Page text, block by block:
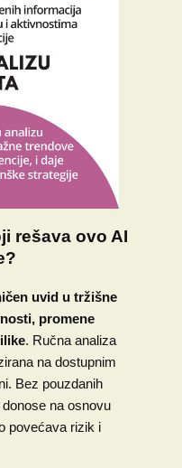
rešava ovo AI
uvid u tržišne
promene
. Ručna analiza
na dostupnim
Bez pouzdanih
na osnovu
povećava rizik i